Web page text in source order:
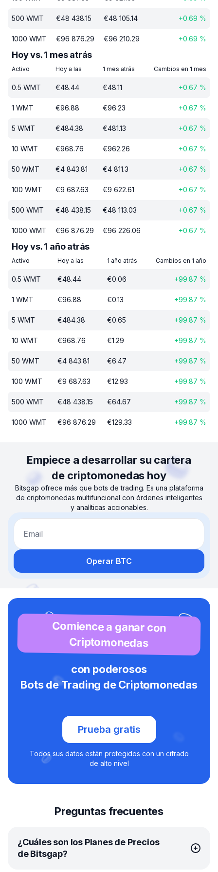
500 WMT €48 438.15 €48 105.14 +0.69 %
1000 WMT €96 876.29 €96 210.29 +0.69 %
Hoy vs. 1 mes atrás
Activo Hoy a las 1 mes atrás Cambios en 1 mes
0.5 WMT €48.44 €48.11 +0.67 %
1 WMT €96.88 €96.23 +0.67 %
5 WMT €484.38 €481.13 +0.67 %
10 WMT €968.76 €962.26 +0.67 %
50 WMT €4 843.81 €4 811.3 +0.67 %
100 WMT €9 687.63 €9 622.61 +0.67 %
500 WMT €48 438.15 €48 113.03 +0.67 %
1000 WMT €96 876.29 €96 226.06 +0.67 %
Hoy vs. 1 año atrás
Activo Hoy a las 1 año atrás Cambios en 1 año
0.5 WMT €48.44 €0.06 +99.87 %
1 WMT €96.88 €0.13 +99.87 %
5 WMT €484.38 €0.65 +99.87 %
10 WMT €968.76 €1.29 +99.87 %
50 WMT €4 843.81 €6.47 +99.87 %
100 WMT €9 687.63 €12.93 +99.87 %
500 WMT €48 438.15 €64.67 +99.87 %
1000 WMT €96 876.29 €129.33 +99.87 %
Empiece a desarrollar su cartera
de criptomonedas hoy
Bitsgap ofrece más que bots de trading. Es una plataforma
de criptomonedas multifuncional con órdenes inteligentes
y analíticas accionables.
Email
Operar BTC
Comience a ganar con
Criptomonedas
con poderosos
Bots de Trading de Criptomonedas
Prueba gratis
Todos sus datos están protegidos con un cifrado
de alto nivel
Preguntas frecuentes
¿Cuáles son los Planes de Precios
de Bitsgap?